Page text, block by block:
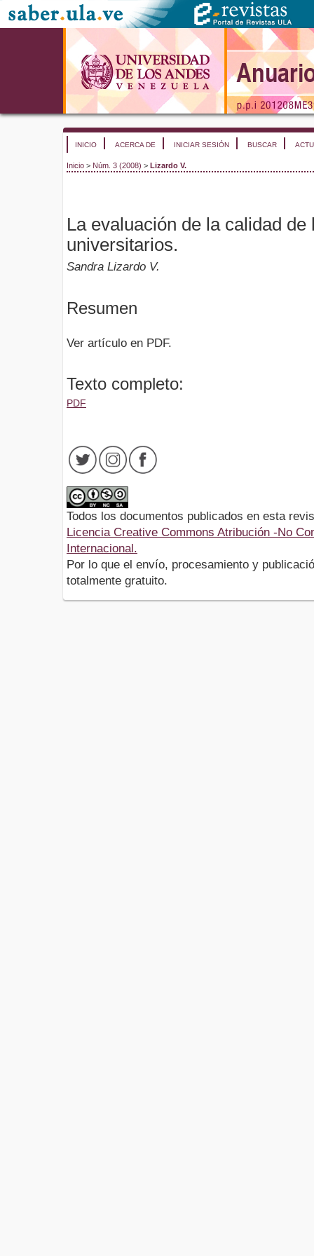
INICIO ACERCA DE INICIAR SESIÓN BUSCAR
Inicio > Núm. 3 (2008) > Lizardo V.
La evaluación de la calidad de
universitarios.
Sandra Lizardo V.
Resumen
Ver artículo en PDF.
Texto completo:
PDF
Todos los documentos publicados en esta
Licencia Creative Commons Atribución -No
Internacional.
Por lo que el envío, procesamiento y
totalmente gratuito.